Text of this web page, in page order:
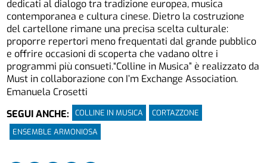
dedicati al dialogo tra tradizione europea, musica
contemporanea e cultura cinese. Dietro la costruzione
del cartellone rimane una precisa scelta culturale:
proporre repertori meno frequentati dal grande pubblico
e offrire occasioni di scoperta che vadano oltre i
programmi più consueti.“Colline in Musica” è realizzato da
Must in collaborazione con I’m Exchange Association.
Emanuela Crosetti
SEGUI ANCHE:
COLLINE IN MUSICA
CORTAZZONE
ENSEMBLE ARMONIOSA